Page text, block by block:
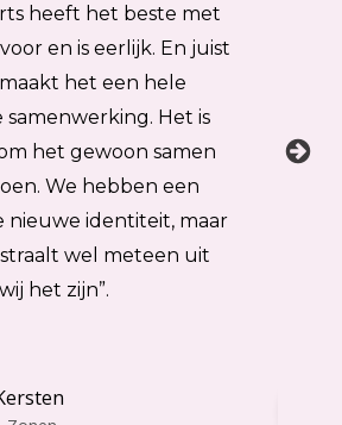
heeft het beste met
en is eerlijk. En juist
het een hele
samenwerking. Het is
het gewoon samen
We hebben een
nieuwe identiteit, maar
wel meteen uit
het zijn”.